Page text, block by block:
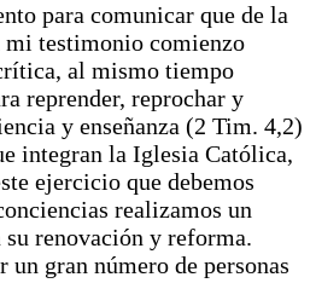
para comunicar que de la
mi testimonio comienzo
al mismo tiempo
reprender, reprochar y
y enseñanza (2 Tim. 4,2)
integran la Iglesia Católica,
ejercicio que debemos
realizamos un
renovación y reforma.
un gran número de personas